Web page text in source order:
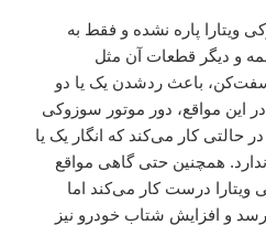
ویتارا پاره نشده و فقط به
و دیگر قطعات آن مثل
سفت‌کن، باعث ردشدن یک یا دو
این مواقع، دور موتور سوزوکی
حالتی کار می‌کند که انگار یک یا
ندارد. همچنین حتی گاهی مواقع
درست کار می‌کند اما
و افزایش شتاب خودرو نیز